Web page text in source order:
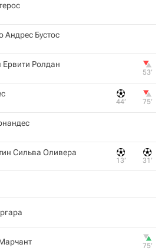
Бустос
Ервити Ролдан
53‎’‎
44‎’‎ 75‎’‎
Сильва Оливера
13‎’‎ 31‎’‎
75‎’‎